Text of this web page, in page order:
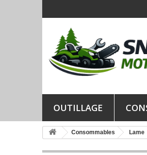
OUTILLAGE
Consommables Lame